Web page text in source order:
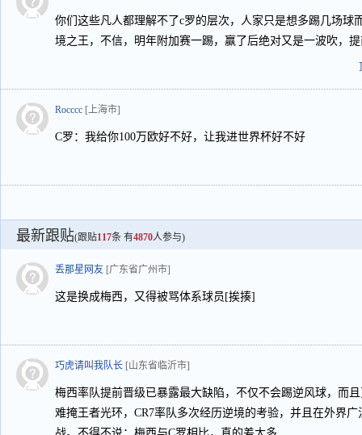
你们这些凡人都理解不了c罗的层次，人家只是想多踢几场球
境之王，不信，明年附加赛一踢，赢了后绝对又是一波吹，
Rocccc [上海市]
C罗：我给你100万欧好不好，让我进世界杯好不好
最新跟贴(跟贴117条 有4870人参与)
丢那星网友 [广东省广州市]
这是换成梅西，又得被骂体系球员[挨揍]
巧虎请叫我队长 [山东省临沂市]
梅西率队提前晋级已暴露最大缺陷，不仅不会踢逆风球，而
难掩王者光环，CR7率队多次经历逆境的考验，并且在外界